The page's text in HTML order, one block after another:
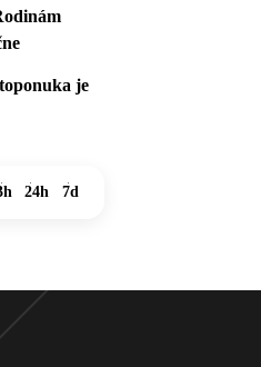
je
24h 7d